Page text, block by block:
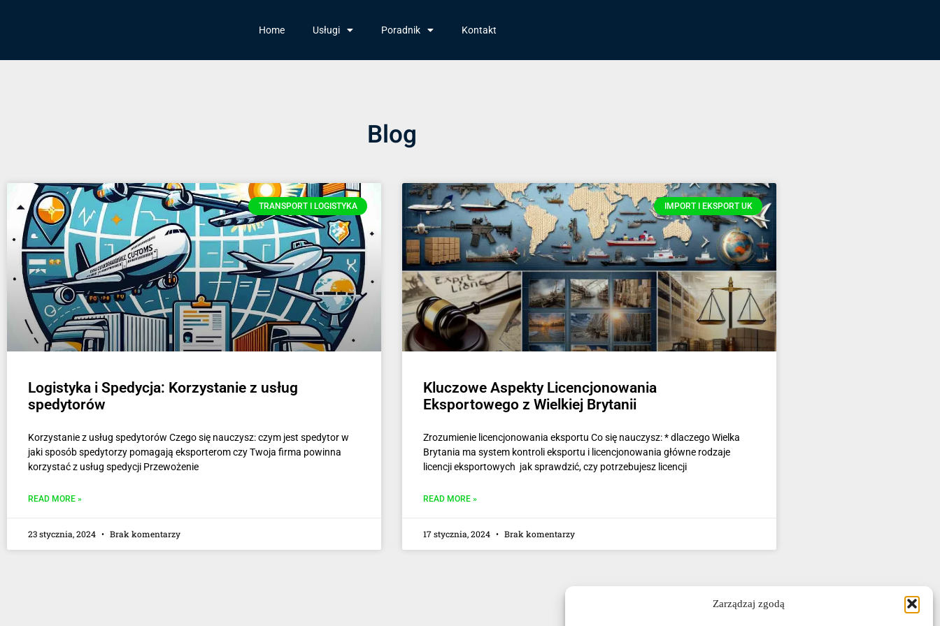
Zarządzaj zgodą
Home Usługi Poradnik Kontakt
Blog
TRANSPORT I LOGISTYKA
Logistyka i Spedycja: Korzystanie z usług
spedytorów
Korzystanie z usług spedytorów Czego się nauczysz: czym jest spedytor w
jaki sposób spedytorzy pomagają eksporterom czy Twoja firma powinna
korzystać z usług spedycji Przewożenie
READ MORE »
23 stycznia, 2024 Brak komentarzy
IMPORT I EKSPORT UK
Kluczowe Aspekty Licencjonowania
Eksportowego z Wielkiej Brytanii
Zrozumienie licencjonowania eksportu Co się nauczysz: * dlaczego Wielka
Brytania ma system kontroli eksportu i licencjonowania główne rodzaje
licencji eksportowych jak sprawdzić, czy potrzebujesz licencji
READ MORE »
17 stycznia, 2024 Brak komentarzy